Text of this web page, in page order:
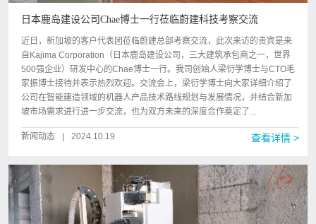
日本鹿岛建设公司Chae博士一行莅临蔚建科技考察交流
近日，新加坡的客户代表团莅临蔚建总部考察交流，此次来访的贵宾是来
自Kajima Corporation（日本鹿岛建设公司，三大建筑承包商之一，世界
500强企业）研发中心的Chae博士一行。我司创始人梁衍学博士与CTO毛
家振博士接待并表示热烈欢迎。交流会上，梁衍学博士向大家详细介绍了
公司在智能建造领域的机器人产品技术路线规划与发展情况，并结合新加
坡市场需求进行进一步交流，也为双方未来的深度合作奠定了...
新闻动态 2024.10.19 查看详情 >